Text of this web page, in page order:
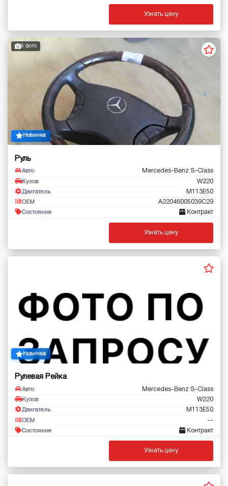
Узнать цену
6 фото
Новинка
Руль
Авто Mercedes-Benz S-Class
Кузов W220
Двигатель M113E50
OEM A22046005039C29
Состояние Контракт
Узнать цену
Новинка
Рулевая Рейка
Авто Mercedes-Benz S-Class
Кузов W220
Двигатель M113E50
OEM --
Состояние Контракт
Узнать цену